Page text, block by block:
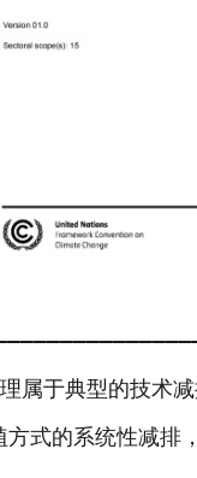
属于典型的技术
方式的系统性减排